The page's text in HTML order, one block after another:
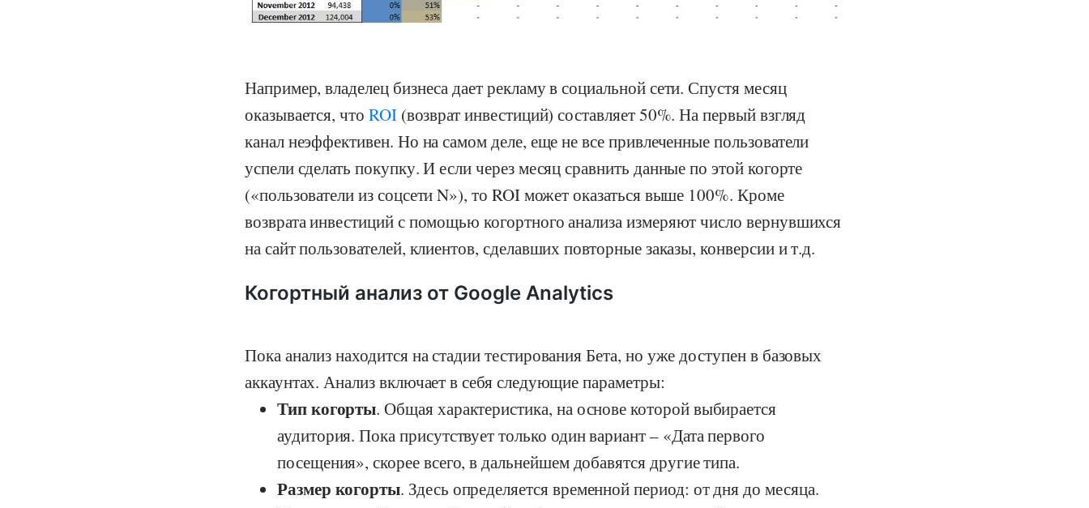
Например, владелец бизнеса дает рекламу в социальной сети. Спустя месяц
оказывается, что ROI(возврат инвестиций) составляет 50%. На первый взгляд
канал неэффективен. Но на самом деле, еще не все привлеченные пользователи
успели сделать покупку. И если через месяц сравнить данные по этой когорте
(«пользователи из соцсети N»), то ROI может оказаться выше 100%. Кроме
возврата инвестиций с помощью когортного анализа измеряют число вернувшихся
на сайт пользователей, клиентов, сделавших повторные заказы, конверсии и т.д.
Когортный анализ от Google Analytics
Пока анализ находится на стадии тестирования Бета, но уже доступен в базовых
аккаунтах. Анализ включает в себя следующие параметры:
Тип когорты. Общая характеристика, на основе которой выбирается
аудитория. Пока присутствует только один вариант – «Дата первого
посещения», скорее всего, в дальнейшем добавятся другие типа.
Размер когорты. Здесь определяется временной период: от дня до месяца.